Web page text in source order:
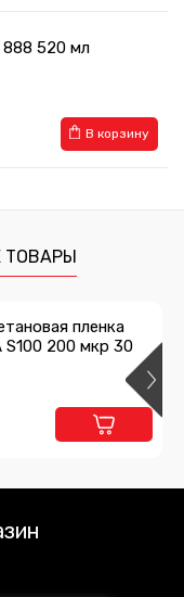
888 520 мл
В корзину
25 мм
Предзаказ
пленка
S100 200 мкр 30